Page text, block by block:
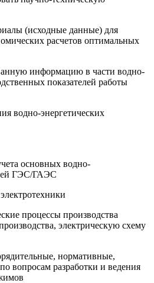
(исходные данные) для
расчетов оптимальных
информацию в части водно-
показателей работы
водно-энергетических
основных водно-
ГЭС/ГАЭС
процессы производства
электрическую схему
нормативные,
вопросам разработки и ведения